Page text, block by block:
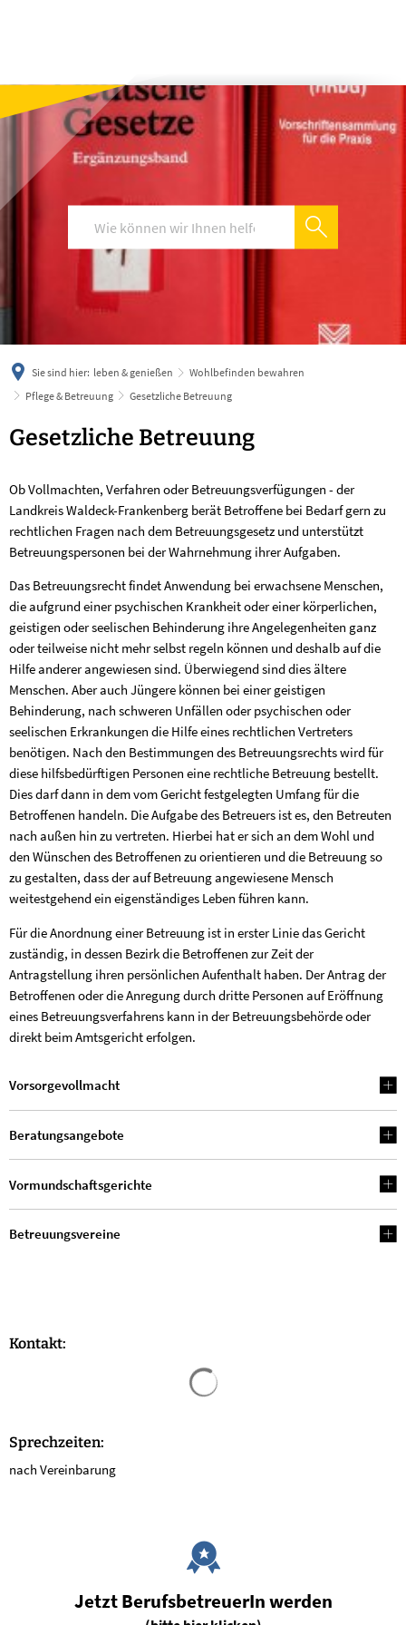
deutsch
Sie sind hier: leben & genießen
Wohlbefinden bewahren
Pflege & Betreuung
Gesetzliche Betreuung
Gesetzliche
Gesetzliche Betreuung
Ob Vollmachten, Verfahren oder Betreuungsverfügungen - der
Landkreis Waldeck-Frankenberg berät Betroffene bei Bedarf gern zu
rechtlichen Fragen nach dem Betreuungsgesetz und unterstützt
Betreuungspersonen bei der Wahrnehmung ihrer Aufgaben.
Das Betreuungsrecht findet Anwendung bei erwachsene Menschen,
die aufgrund einer psychischen Krankheit oder einer körperlichen,
geistigen oder seelischen Behinderung ihre Angelegenheiten ganz
oder teilweise nicht mehr selbst regeln können und deshalb auf die
Hilfe anderer angewiesen sind. Überwiegend sind dies ältere
Menschen. Aber auch Jüngere können bei einer geistigen
Behinderung, nach schweren Unfällen oder psychischen oder
seelischen Erkrankungen die Hilfe eines rechtlichen Vertreters
benötigen. Nach den Bestimmungen des Betreuungsrechts wird für
diese hilfsbedürftigen Personen eine rechtliche Betreuung bestellt.
Dies darf dann in dem vom Gericht festgelegten Umfang für die
Betroffenen handeln. Die Aufgabe des Betreuers ist es, den Betreuten
nach außen hin zu vertreten. Hierbei hat er sich an dem Wohl und
den Wünschen des Betroffenen zu orientieren und die Betreuung so
zu gestalten, dass der auf Betreuung angewiesene Mensch
weitestgehend ein eigenständiges Leben führen kann.
Für die Anordnung einer Betreuung ist in erster Linie das Gericht
zuständig, in dessen Bezirk die Betroffenen zur Zeit der
Antragstellung ihren persönlichen Aufenthalt haben. Der Antrag der
Betroffenen oder die Anregung durch dritte Personen auf Eröffnung
eines Betreuungsverfahrens kann in der Betreuungsbehörde oder
direkt beim Amtsgericht erfolgen.
Vorsorgevollmacht
Beratungsangebote
Vormundschaftsgerichte
Betreuungsvereine
Kontakt:
Sprechzeiten:
nach Vereinbarung
Jetzt BerufsbetreuerIn werden